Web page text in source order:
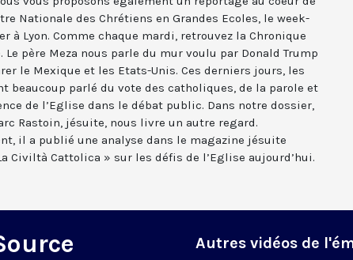
Nationale des Chrétiens en Grandes Ecoles, le week-
à Lyon. Comme chaque mardi, retrouvez la Chronique
Le père Meza nous parle du mur voulu par Donald Trump
le Mexique et les Etats-Unis. Ces derniers jours, les
beaucoup parlé du vote des catholiques, de la parole et
de l’Eglise dans le débat public. Dans notre dossier,
Rastoin, jésuite, nous livre un autre regard.
il a publié une analyse dans le magazine jésuite
Civiltà Cattolica » sur les défis de l’Eglise aujourd’hui.
Autres vidéos de